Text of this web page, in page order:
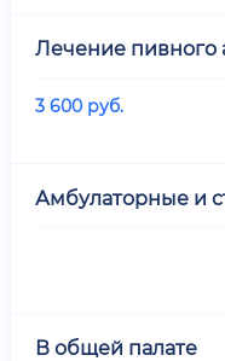
Лечение пивного
3 600 руб.
Амбулаторные и
В общей палате